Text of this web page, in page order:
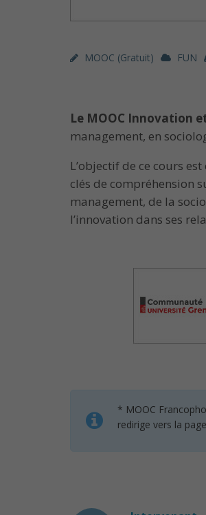
MOOC (gratuit) FUN
Le MOOC Innovation
management, en
L’objectif de ce cours
clés de compréhension
management, de la
l’innovation dans ses
* MOOC
redirige vers la